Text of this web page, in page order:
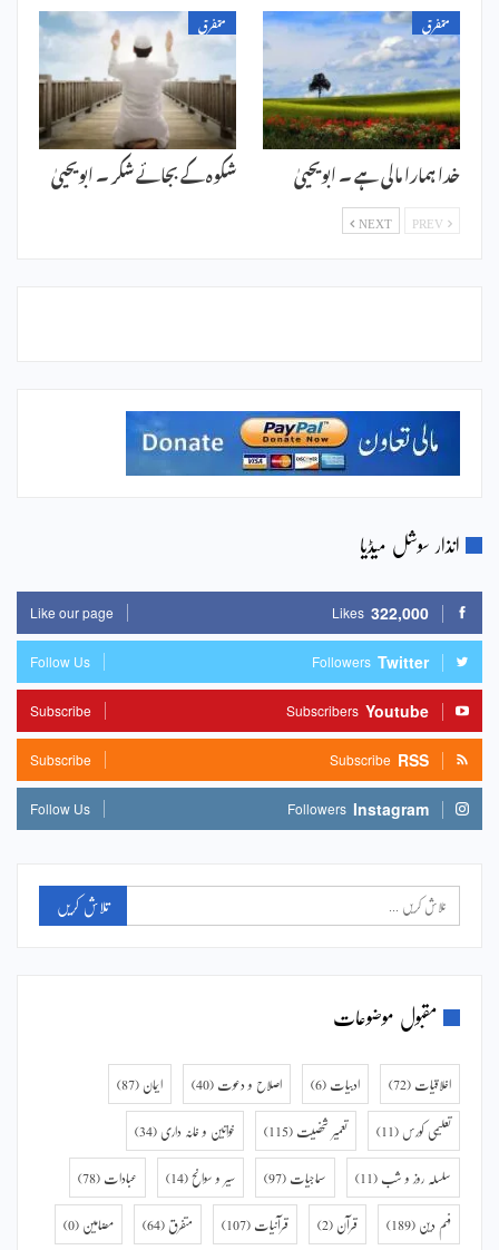
متفرق
خدا ہمارا مالی ہے ۔ ابویحییٰ
متفرق
شکوہ کے بجائے شکر ۔ ابویحییٰ
NEXT
انذار سوشل میڈیا
322,000
Likes
Like our page
Twitter
Followers
Follow Us
Youtube
Subscribers
Subscribe
RSS
Subscribe
Subscribe
Instagram
Followers
Follow Us
مقبول موضوعات
اخلاقیات (72) ادبیات (6) اصلاح و دعوت (40) ایمان (87)
تعلیمی کورس (11) تعمیر شخصیت (115) خواتین و خانہ داری (34)
سلسلہ روز و شب (11) سماجیات (97) سیر و سوانح (14) عبادات (78)
فہم دین (189) قرآن (2) قرآنیات (107) متفرق (64) مضامین (0)